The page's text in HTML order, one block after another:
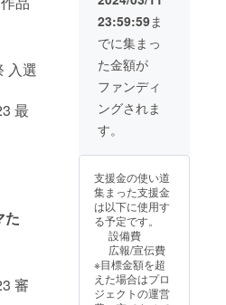
入選
最
た
審
のリンクをメー
ルにて送付致し
ます。
大、山木彩華、
天海塁計6名のサ
インを記入 ※ク
レジットご希望
の方は備考欄に
記載名をご記入
ください。 ク
レジットを希望
されない方は
「掲載を希望し
ない」とご記入
ください。 ※メ
イキング動画の
尺は5分程度で
す。ギガファイ
ル便のリンクを
メールにて送付
致します。 ※ポ
スタービジュア
ルはPDFになり
23:59:59ま
でに集まっ
た金額が
ファンディ
ングされま
す。
支援金の使い道
集まった支援金
は以下に使用す
る予定です。
設備費
広報/宣伝費
※目標金額を超
えた場合はプロ
ジェクトの運営